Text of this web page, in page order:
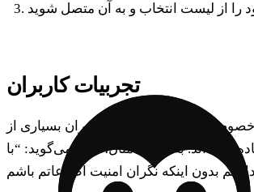
تجربیات کاربران
کاربران بسیاری از Forest VPN برای دسترسی به محتوای محدود شده و حفظ حریم خصوصی خود
کرده‌اند. به عنوان مثال،
می‌گوید: “با Forest VPN به راحتی توانستم به فیلم‌ها و